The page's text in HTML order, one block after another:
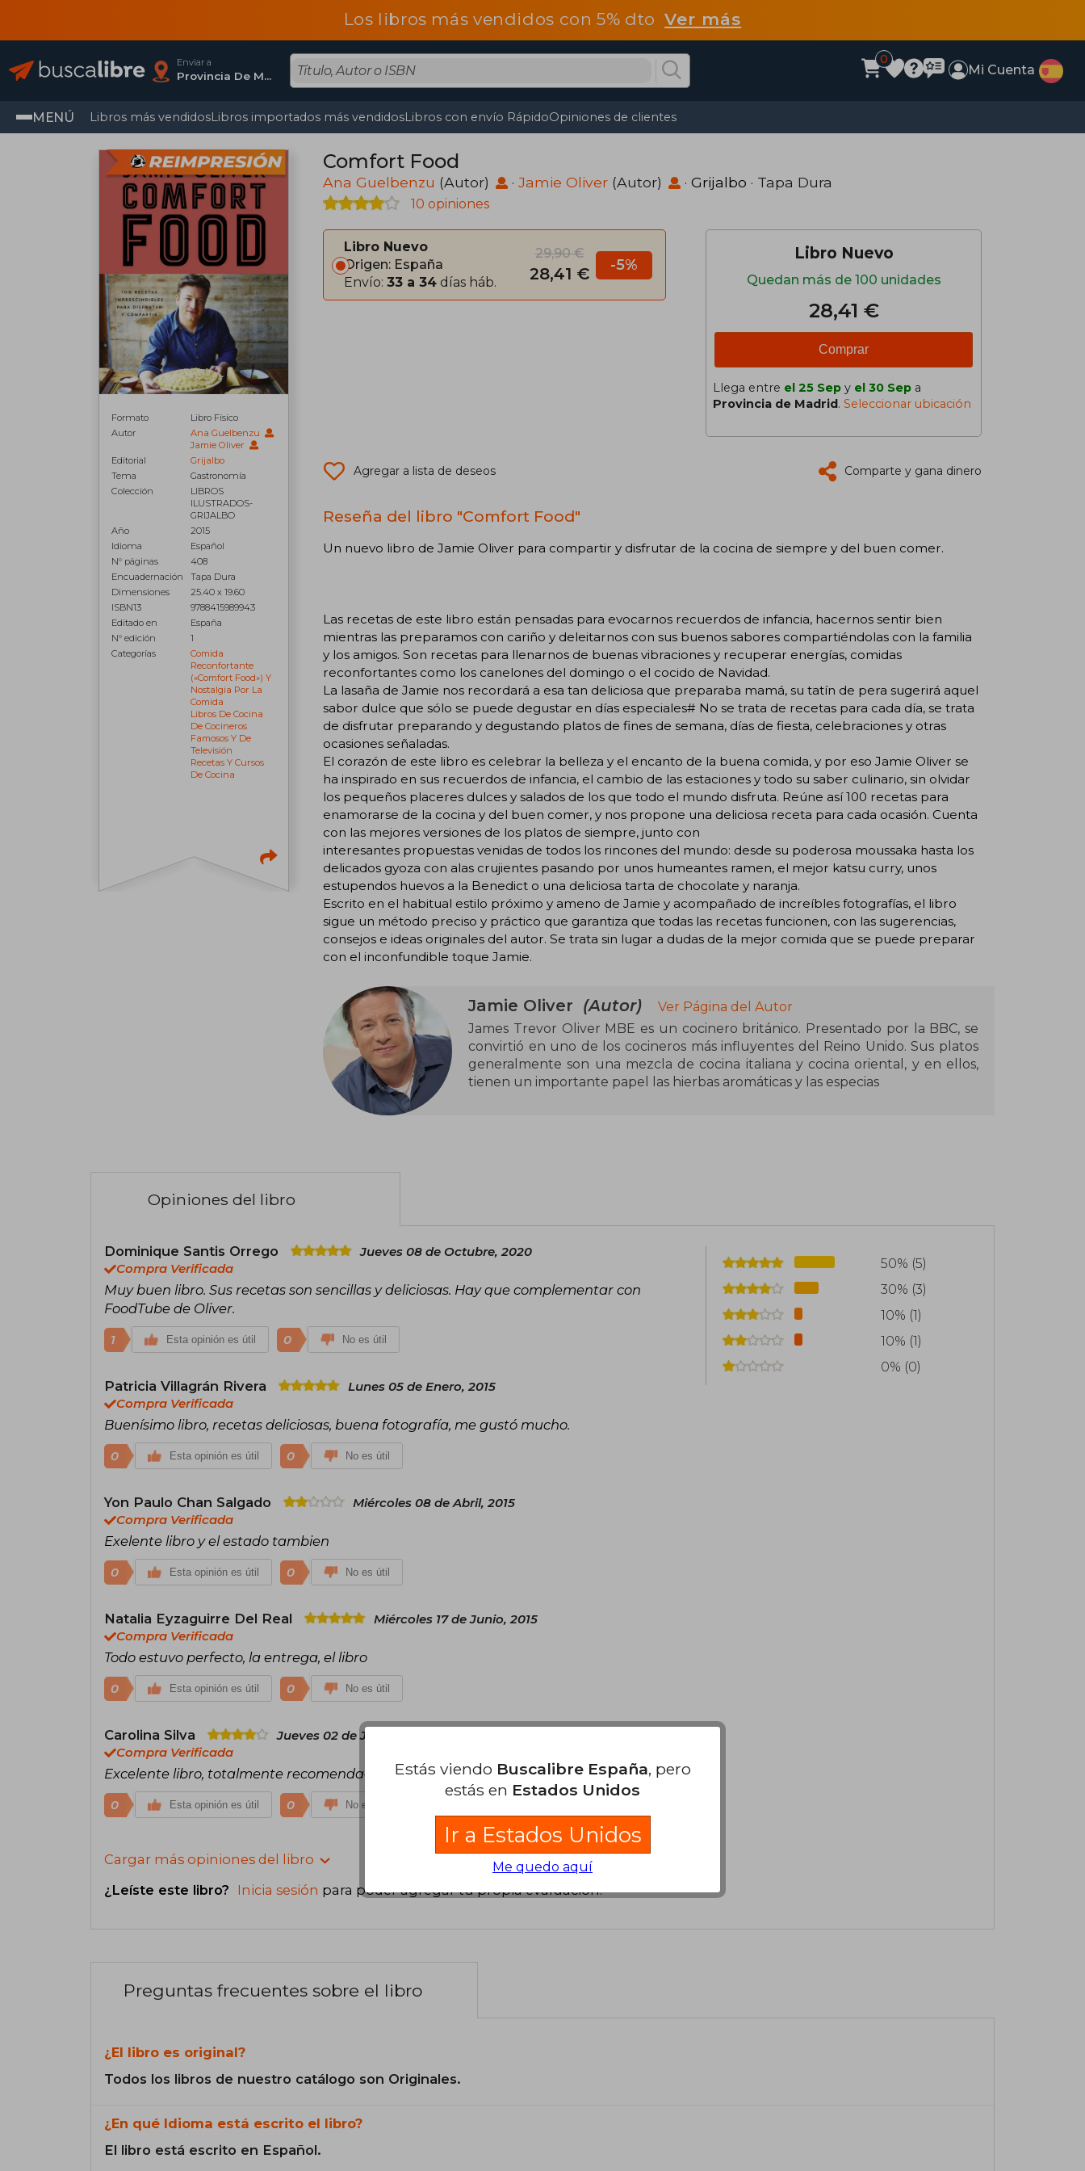
Los libros más vendidos con 5% dtoVer más
Enviar a
Provincia De Madrid
0
Mi Cuenta
MENÚ Libros más vendidosLibros importados más vendidosLibros con envío RápidoOpiniones de clientes
Formato
Libro Físico
Autor
Ana Guelbenzu
Jamie Oliver
Editorial
Grijalbo
Tema
Gastronomía
Colección
LIBROS
ILUSTRADOS-
GRIJALBO
Año
2015
Idioma
Español
N° páginas
408
Encuadernación
Tapa Dura
Dimensiones
25.40 x 19.60
ISBN13
9788415989943
Editado en
España
N° edición
1
Categorías
Comida
Reconfortante
(«comfort Food») Y
Nostalgia Por La
Comida
Libros De Cocina
De Cocineros
Famosos Y De
Televisión
Recetas Y Cursos
De Cocina
Comfort Food
Ana Guelbenzu (Autor) · Jamie Oliver (Autor) · Grijalbo · Tapa Dura
10 opiniones
Libro Nuevo
Origen: España
Envío: 33 a 34 días háb.
29,90 €
28,41 € -5%
Libro Nuevo
Quedan más de 100 unidades
28,41 €
Comprar
Llega entre el 25 Sep y el 30 Sep a
Provincia de Madrid. Seleccionar ubicación
Agregar a lista de deseos Comparte y gana dinero
Reseña del libro "Comfort Food"
Un nuevo libro de Jamie Oliver para compartir y disfrutar de la cocina de siempre y del buen comer.
Las recetas de este libro están pensadas para evocarnos recuerdos de infancia, hacernos sentir bien
mientras las preparamos con cariño y deleitarnos con sus buenos sabores compartiéndolas con la familia
y los amigos. Son recetas para llenarnos de buenas vibraciones y recuperar energías, comidas
reconfortantes como los canelones del domingo o el cocido de Navidad.
La lasaña de Jamie nos recordará a esa tan deliciosa que preparaba mamá, su tatín de pera sugerirá aquel
sabor dulce que sólo se puede degustar en días especiales# No se trata de recetas para cada día, se trata
de disfrutar preparando y degustando platos de fines de semana, días de fiesta, celebraciones y otras
ocasiones señaladas.
El corazón de este libro es celebrar la belleza y el encanto de la buena comida, y por eso Jamie Oliver se
ha inspirado en sus recuerdos de infancia, el cambio de las estaciones y todo su saber culinario, sin olvidar
los pequeños placeres dulces y salados de los que todo el mundo disfruta. Reúne así 100 recetas para
enamorarse de la cocina y del buen comer, y nos propone una deliciosa receta para cada ocasión. Cuenta
con las mejores versiones de los platos de siempre, junto con
interesantes propuestas venidas de todos los rincones del mundo: desde su poderosa moussaka hasta los
delicados gyoza con alas crujientes pasando por unos humeantes ramen, el mejor katsu curry, unos
estupendos huevos a la Benedict o una deliciosa tarta de chocolate y naranja.
Escrito en el habitual estilo próximo y ameno de Jamie y acompañado de increíbles fotografías, el libro
sigue un método preciso y práctico que garantiza que todas las recetas funcionen, con las sugerencias,
consejos e ideas originales del autor. Se trata sin lugar a dudas de la mejor comida que se puede preparar
con el inconfundible toque Jamie.
Jamie Oliver (Autor)
Ver Página del Autor
James Trevor Oliver MBE es un cocinero británico. Presentado por la BBC, se
convirtió en uno de los cocineros más influyentes del Reino Unido. Sus platos
generalmente son una mezcla de cocina italiana y cocina oriental, y en ellos,
tienen un importante papel las hierbas aromáticas y las especias
Opiniones del libro
Dominique Santis Orrego
Jueves 08 de Octubre, 2020
Compra Verificada
Muy buen libro. Sus recetas son sencillas y deliciosas. Hay que complementar con
FoodTube de Oliver.
1 Esta opinión es útil 0 No es útil
Patricia Villagrán Rivera
Lunes 05 de Enero, 2015
Compra Verificada
Buenísimo libro, recetas deliciosas, buena fotografía, me gustó mucho.
0 Esta opinión es útil 0 No es útil
Yon Paulo Chan Salgado
Miércoles 08 de Abril, 2015
Compra Verificada
Exelente libro y el estado tambien
0 Esta opinión es útil 0 No es útil
Natalia Eyzaguirre Del Real
Miércoles 17 de Junio, 2015
Compra Verificada
Todo estuvo perfecto, la entrega, el libro
0 Esta opinión es útil 0 No es útil
Carolina Silva
Jueves 02 de Julio, 2015
Compra Verificada
Excelente libro, totalmente recomendado.
0 Esta opinión es útil 0 No es útil
Cargar más opiniones del libro
¿Leíste este libro? Inicia sesión para poder agregar tu propia evaluación.
50% (5)
30% (3)
10% (1)
10% (1)
0% (0)
Preguntas frecuentes sobre el libro
¿El libro es original?
Todos los libros de nuestro catálogo son Originales.
¿En qué Idioma está escrito el libro?
El libro está escrito en Español.
Estás viendo Buscalibre España, pero
estás en Estados Unidos
Ir a Estados Unidos
Me quedo aquí